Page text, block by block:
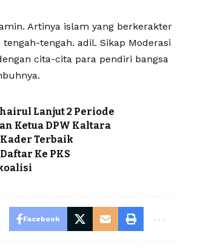
Artinya islam yang berkerakter
tengah. adil. Sikap Moderasi
cita-cita para pendiri bangsa
Lanjut 2 Periode
Ketua DPW Kaltara
Terbaik
Ke PKS
Facebook